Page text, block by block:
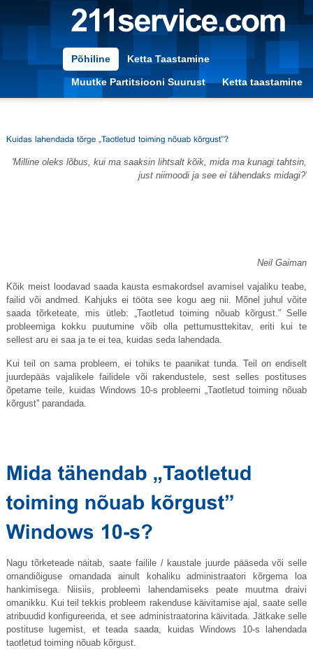
Põhiline Ketta Taastamine
Muutke Partitsiooni Suurust Ketta taastamine
'Milline oleks lõbus, kui ma saaksin lihtsalt kõik, mida ma kunagi tahtsin,
just niimoodi ja see ei tähendaks midagi?'
Neil Gaiman
Kõik meist loodavad saada kausta esmakordsel avamisel vajaliku teabe,
failid või andmed. Kahjuks ei tööta see kogu aeg nii. Mõnel juhul võite
saada tõrketeate, mis ütleb: „Taotletud toiming nõuab kõrgust.” Selle
probleemiga kokku puutumine võib olla pettumusttekitav, eriti kui te
sellest aru ei saa ja te ei tea, kuidas seda lahendada.
Kui teil on sama probleem, ei tohiks te paanikat tunda. Teil on endiselt
juurdepääs vajalikele failidele või rakendustele, sest selles postituses
õpetame teile, kuidas Windows 10-s probleemi „Taotletud toiming nõuab
kõrgust” parandada.
Nagu tõrketeade näitab, saate failile / kaustale juurde pääseda või selle
omandiõiguse omandada ainult kohaliku administraatori kõrgema loa
hankimisega. Niisiis, probleemi lahendamiseks peate muutma draivi
omanikku. Kui teil tekkis probleem rakenduse käivitamise ajal, saate selle
atribuudid konfigureerida, et see administraatorina käivitada. Jätkake selle
postituse lugemist, et teada saada, kuidas Windows 10-s lahendada
taotletud toiming nõuab kõrgust.